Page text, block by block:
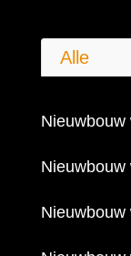
Alle
Nieuwbouw
Nieuwbouw
Nieuwbouw